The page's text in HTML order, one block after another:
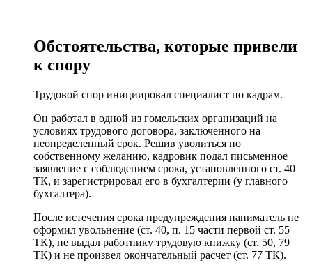
Обстоятельства, которые привели
к спору
Трудовой спор инициировал специалист по кадрам.
Он работал в одной из гомельских организаций на
условиях трудового договора, заключенного на
неопределенный срок. Решив уволиться по
собственному желанию, кадровик подал письменное
заявление с соблюдением срока, установленного ст. 40
ТК, и зарегистрировал его в бухгалтерии (у главного
бухгалтера).
После истечения срока предупреждения наниматель не
оформил увольнение (ст. 40, п. 15 части первой ст. 55
ТК), не выдал работнику трудовую книжку (ст. 50, 79
ТК) и не произвел окончательный расчет (ст. 77 ТК).